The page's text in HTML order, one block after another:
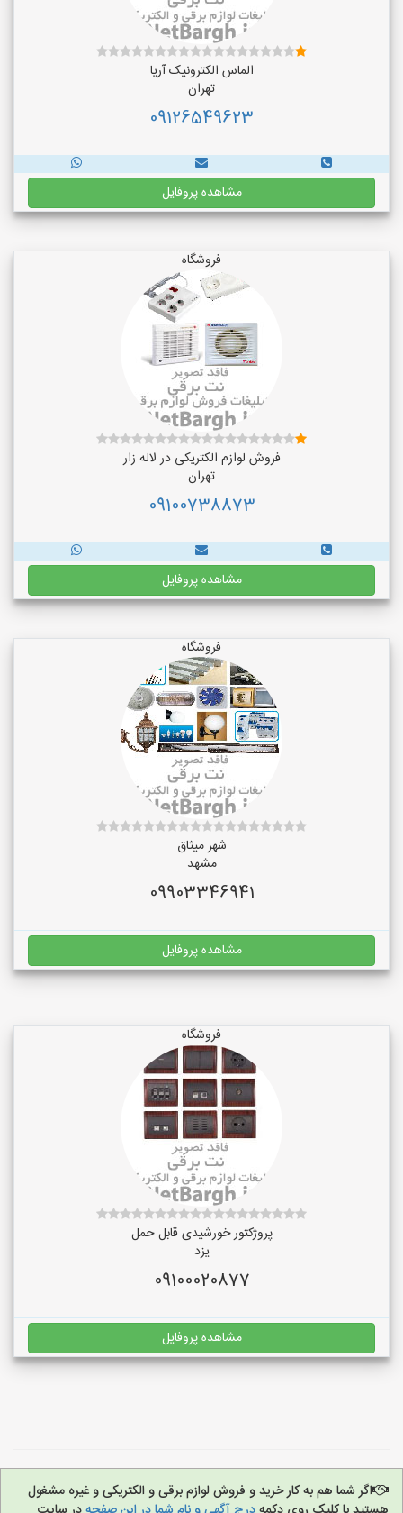
الماس الکترونیک آریا
تهران
09126549623
مشاهده پروفایل
فروشگاه
فروش لوازم الکتریکی در لاله زار
تهران
09100738873
مشاهده پروفایل
فروشگاه
شهر میثاق
مشهد
09903346941
مشاهده پروفایل
فروشگاه
پروژکتور خورشیدی قابل حمل
یزد
09100020877
مشاهده پروفایل
اگر شما هم به کار خرید و فروش لوازم برقی و الکتریکی و غیره مشغول